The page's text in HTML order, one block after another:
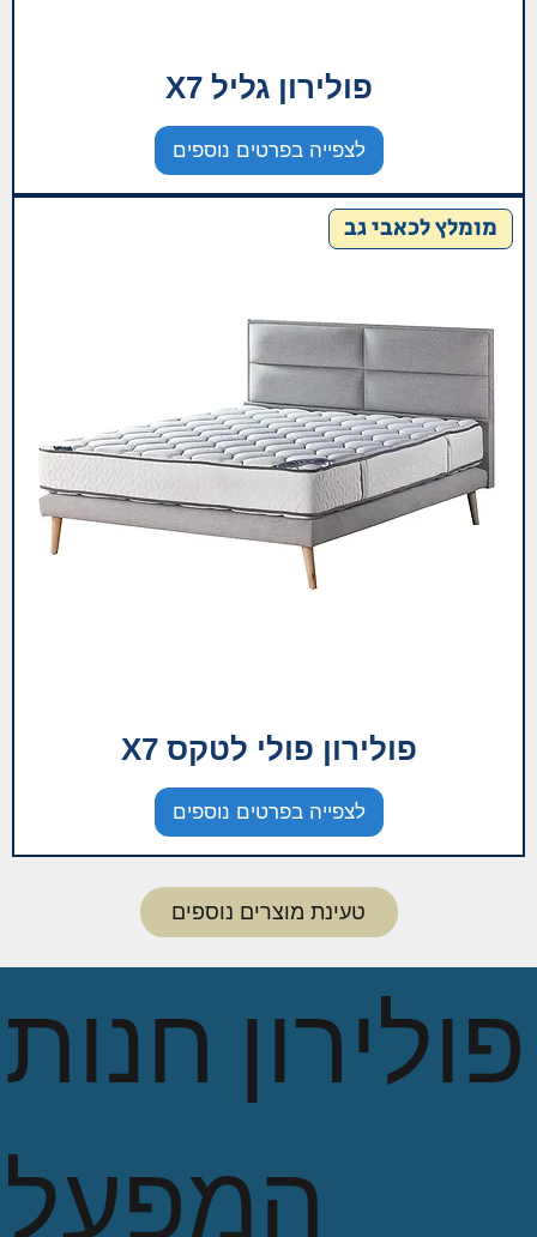
פולירון גליל X7
לצפייה בפרטים נוספים
מומלץ לכאבי גב
פולירון פולי לטקס X7
לצפייה בפרטים נוספים
טעינת מוצרים נוספים
פולירון חנות
המפעל